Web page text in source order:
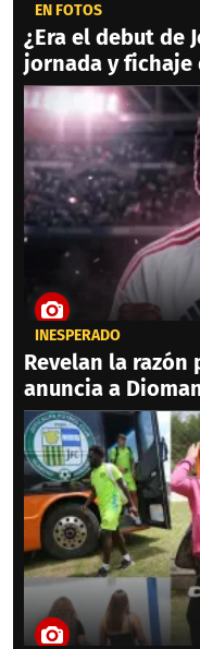
EN FOTOS
¿Era el debut de
jornada y fichaje
INESPERADO
Revelan la razón
anuncia a